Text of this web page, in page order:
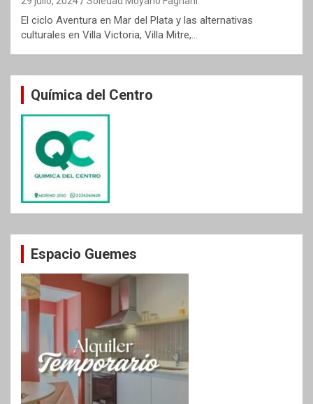
El ciclo Aventura en Mar del Plata y las alternativas
culturales en Villa Victoria, Villa Mitre,…
Química del Centro
Espacio Guemes